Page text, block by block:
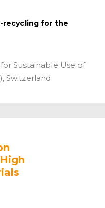
recycling for the
Sustainable Use of
Switzerland